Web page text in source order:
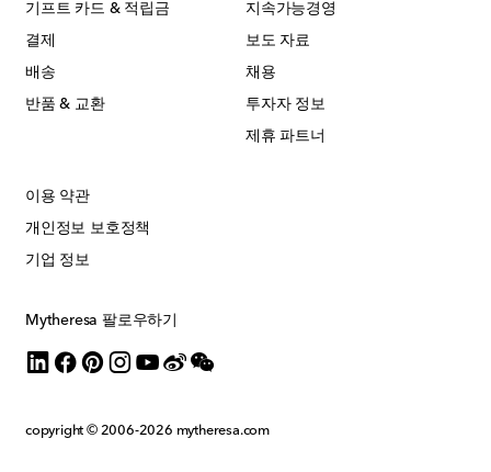
기프트 카드 & 적립금
결제
배송
반품 & 교환
지속가능경영
보도 자료
채용
투자자 정보
제휴 파트너
이용 약관
개인정보 보호정책
기업 정보
Mytheresa 팔로우하기
copyright © 2006-2026 mytheresa.com